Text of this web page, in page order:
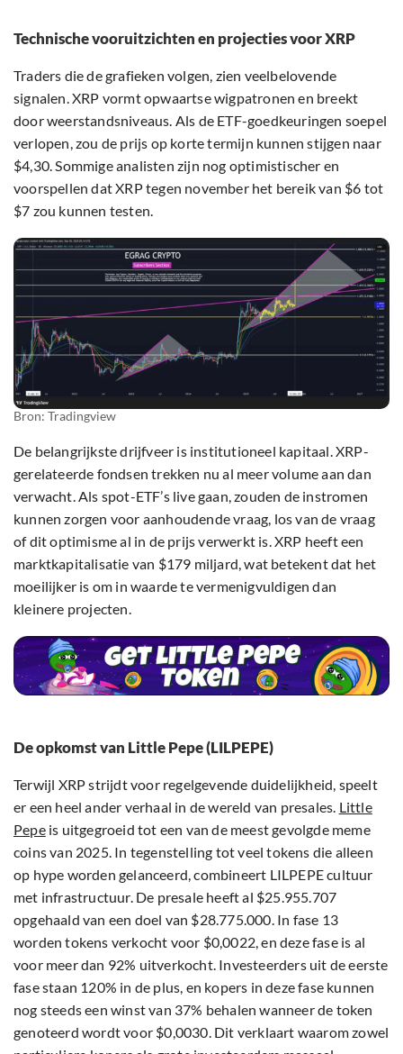
Technische vooruitzichten en projecties voor XRP
Traders die de grafieken volgen, zien veelbelovende
signalen. XRP vormt opwaartse wigpatronen en breekt
door weerstandsniveaus. Als de ETF-goedkeuringen soepel
verlopen, zou de prijs op korte termijn kunnen stijgen naar
$4,30. Sommige analisten zijn nog optimistischer en
voorspellen dat XRP tegen november het bereik van $6 tot
$7 zou kunnen testen.
Bron: Tradingview
De belangrijkste drijfveer is institutioneel kapitaal. XRP-
gerelateerde fondsen trekken nu al meer volume aan dan
verwacht. Als spot-ETF’s live gaan, zouden de instromen
kunnen zorgen voor aanhoudende vraag, los van de vraag
of dit optimisme al in de prijs verwerkt is. XRP heeft een
marktkapitalisatie van $179 miljard, wat betekent dat het
moeilijker is om in waarde te vermenigvuldigen dan
kleinere projecten.
De opkomst van Little Pepe (LILPEPE)
Terwijl XRP strijdt voor regelgevende duidelijkheid, speelt
er een heel ander verhaal in de wereld van presales. Little
Pepeis uitgegroeid tot een van de meest gevolgde meme
coins van 2025. In tegenstelling tot veel tokens die alleen
op hype worden gelanceerd, combineert LILPEPE cultuur
met infrastructuur. De presale heeft al $25.955.707
opgehaald van een doel van $28.775.000. In fase 13
worden tokens verkocht voor $0,0022, en deze fase is al
voor meer dan 92% uitverkocht. Investeerders uit de eerste
fase staan 120% in de plus, en kopers in deze fase kunnen
nog steeds een winst van 37% behalen wanneer de token
genoteerd wordt voor $0,0030. Dit verklaart waarom zowel